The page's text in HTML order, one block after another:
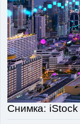
Снимка: iStock